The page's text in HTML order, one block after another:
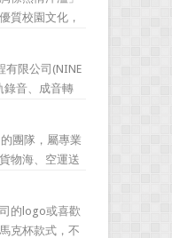
質校園文化，
莘學子嚮往，
的國際知名一
糖果色多層搭
有限公司(NINE
錄音、成音轉
年，九太企
九太音響向 採
團隊，屬專業
物海、空運送
放心”的經營
優良服務品
的腳步，並可
的logo或喜歡
克杯款式，不